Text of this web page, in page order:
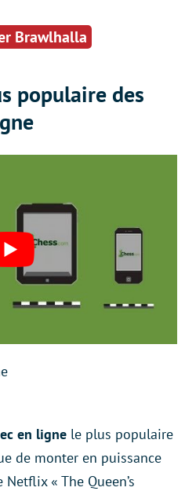
Brawlhalla
populaire des
en ligne le plus populaire
de monter en puissance
« The Queen’s